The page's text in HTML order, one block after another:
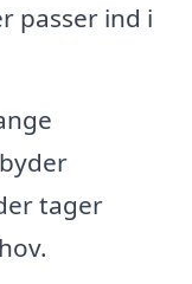
passer ind i
tager